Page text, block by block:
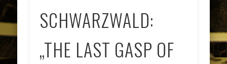
SCHWARZWALD:
„THE LAST GASP OF